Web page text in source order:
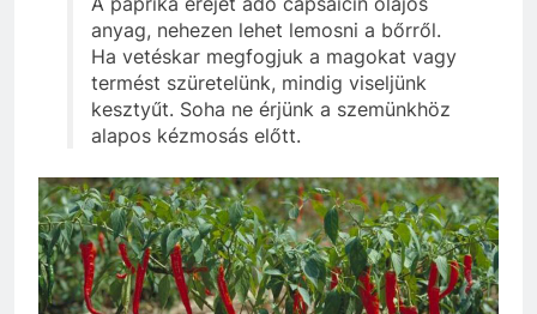
anyag, nehezen lehet lemosni a bőrről.
Ha vetéskar megfogjuk a magokat vagy
termést szüretelünk, mindig viseljünk
kesztyűt. Soha ne érjünk a szemünkhöz
alapos kézmosás előtt.